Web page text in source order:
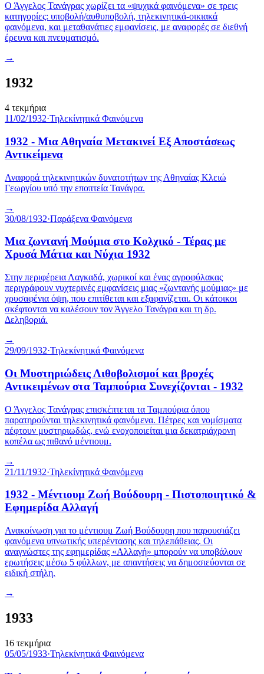
Ο Άγγελος Τανάγρας χωρίζει τα «ψυχικά φαινόμενα» σε τρεις
κατηγορίες: υποβολή/αυθυποβολή, τηλεκινητικά-οικιακά
φαινόμενα, και μεταθανάτιες εμφανίσεις, με αναφορές σε διεθνή
έρευνα και πνευματισμό.
→
1932
4 τεκμήρια
11/02/1932·Τηλεκίνητικά Φαινόμενα
1932 - Μια Αθηναία Μετακινεί Εξ Αποστάσεως
Αντικείμενα
Αναφορά τηλεκινητικών δυνατοτήτων της Αθηναίας Κλειώ
Γεωργίου υπό την εποπτεία Τανάγρα.
→
30/08/1932·Παράξενα Φαινόμενα
Μια ζωντανή Μούμια στο Κολχικό - Τέρας με
Χρυσά Μάτια και Νύχια 1932
Στην περιφέρεια Λαγκαδά, χωρικοί και ένας αγροφύλακας
περιγράφουν νυχτερινές εμφανίσεις μιας «ζωντανής μούμιας» με
χρυσαφένια όψη, που επιτίθεται και εξαφανίζεται. Οι κάτοικοι
σκέφτονται να καλέσουν τον Άγγελο Τανάγρα και τη δρ.
Δεληβοριά.
→
29/09/1932·Τηλεκίνητικά Φαινόμενα
Οι Μυστηριώδεις Λιθοβολισμοί και βροχές
Αντικειμένων στα Ταμπούρια Συνεχίζονται - 1932
Ο Άγγελος Τανάγρας επισκέπτεται τα Ταμπούρια όπου
παρατηρούνται τηλεκινητικά φαινόμενα. Πέτρες και νομίσματα
πέφτουν μυστηριωδώς, ενώ ενοχοποιείται μια δεκατριάχρονη
κοπέλα ως πιθανό μέντιουμ.
→
21/11/1932·Τηλεκίνητικά Φαινόμενα
1932 - Μέντιουμ Ζωή Βούδουρη - Πιστοποιητικό &
Εφημερίδα Αλλαγή
Ανακοίνωση για το μέντιουμ Ζωή Βούδουρη που παρουσιάζει
φαινόμενα υπνωτικής υπερέντασης και τηλεπάθειας. Οι
αναγνώστες της εφημερίδας «Αλλαγή» μπορούν να υποβάλουν
ερωτήσεις μέσω 5 φύλλων, με απαντήσεις να δημοσιεύονται σε
ειδική στήλη.
→
1933
16 τεκμήρια
05/05/1933·Τηλεκίνητικά Φαινόμενα